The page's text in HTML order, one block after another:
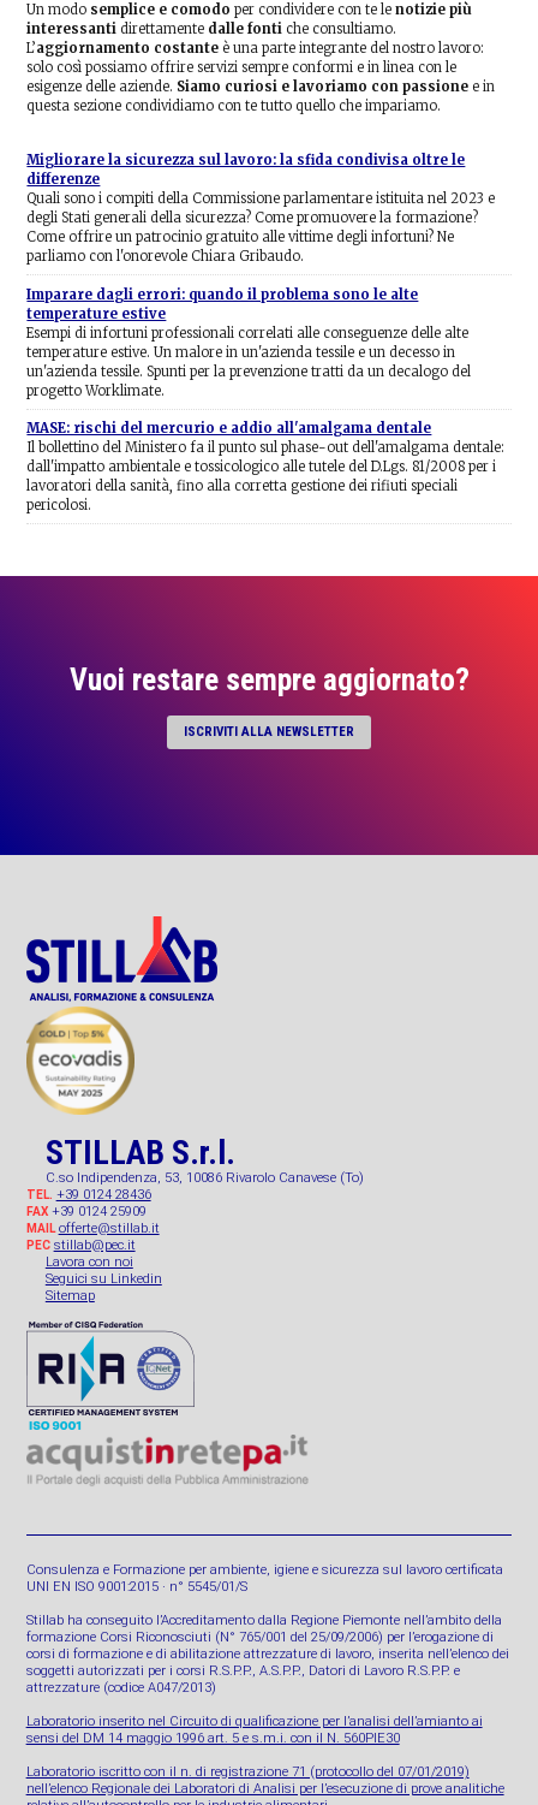
Un modo semplice e comodo per condividere con te lenotizie più
interessanti direttamente dalle fonti che consultiamo.
L’aggiornamento costante è una parte integrante del nostro lavoro:
solo così possiamo offrire servizi sempre conformi e in linea con le
esigenze delle aziende. Siamo curiosi e lavoriamo con passione e in
questa sezione condividiamo con te tutto quello che impariamo.
Migliorare la sicurezza sul lavoro: la sfida condivisa oltre le
differenze
Quali sono i compiti della Commissione parlamentare istituita nel 2023 e
degli Stati generali della sicurezza? Come promuovere la formazione?
Come offrire un patrocinio gratuito alle vittime degli infortuni? Ne
parliamo con l'onorevole Chiara Gribaudo.
Imparare dagli errori: quando il problema sono le alte
temperature estive
Esempi di infortuni professionali correlati alle conseguenze delle alte
temperature estive. Un malore in un'azienda tessile e un decesso in
un'azienda tessile. Spunti per la prevenzione tratti da un decalogo del
progetto Worklimate.
MASE: rischi del mercurio e addio all'amalgama dentale
Il bollettino del Ministero fa il punto sul phase-out dell'amalgama dentale:
dall'impatto ambientale e tossicologico alle tutele del D.Lgs. 81/2008 per i
lavoratori della sanità, fino alla corretta gestione dei rifiuti speciali
pericolosi.
Vuoi restare sempre aggiornato?
ISCRIVITI ALLA NEWSLETTER
STILLAB S.r.l.
C.so Indipendenza, 53, 10086 Rivarolo Canavese (To)
TEL. +39 0124 28436
FAX+39 0124 25909
MAIL offerte@stillab.it
PEC stillab@pec.it
Lavora con noi
Seguici su Linkedin
Sitemap
Consulenza e Formazione per ambiente, igiene e sicurezza sul lavoro certificata
UNI EN ISO 9001:2015 · n° 5545/01/S
Stillab ha conseguito l’Accreditamento dalla Regione Piemonte nell’ambito della
formazione Corsi Riconosciuti (N° 765/001 del 25/09/2006) per l’erogazione di
corsi di formazione e di abilitazione attrezzature di lavoro, inserita nell’elenco dei
soggetti autorizzati per i corsi R.S.P.P., A.S.P.P., Datori di Lavoro R.S.P.P. e
attrezzature (codice A047/2013)
Laboratorio inserito nel Circuito di qualificazione per l’analisi dell’amianto ai
sensi del DM 14 maggio 1996 art. 5 e s.m.i. con il N. 560PIE30
Laboratorio iscritto con il n. di registrazione 71 (protocollo del 07/01/2019)
nell’elenco Regionale dei Laboratori di Analisi per l’esecuzione di prove analitiche